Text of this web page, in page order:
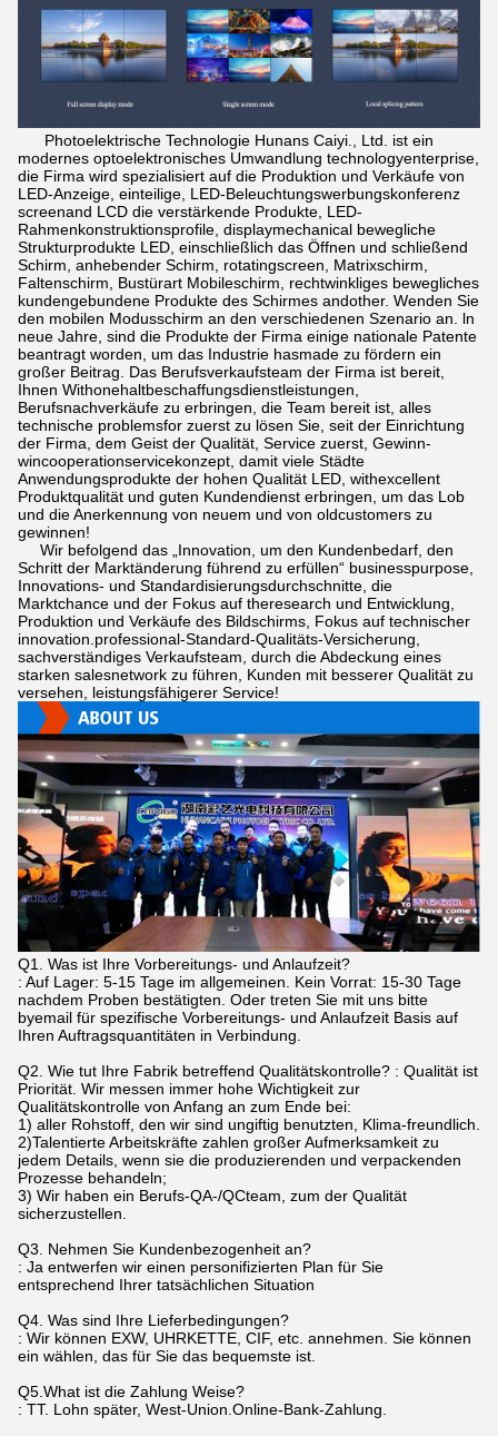
Photoelektrische Technologie Hunans Caiyi., Ltd. ist ein
modernes optoelektronisches Umwandlung technologyenterprise,
die Firma wird spezialisiert auf die Produktion und Verkäufe von
LED-Anzeige, einteilige, LED-Beleuchtungswerbungskonferenz
screenand LCD die verstärkende Produkte, LED-
Rahmenkonstruktionsprofile, displaymechanical bewegliche
Strukturprodukte LED, einschließlich das Öffnen und schließend
Schirm, anhebender Schirm, rotatingscreen, Matrixschirm,
Faltenschirm, Bustürart Mobileschirm, rechtwinkliges bewegliches
kundengebundene Produkte des Schirmes andother. Wenden Sie
den mobilen Modusschirm an den verschiedenen Szenario an. ln
neue Jahre, sind die Produkte der Firma einige nationale Patente
beantragt worden, um das Industrie hasmade zu fördern ein
großer Beitrag. Das Berufsverkaufsteam der Firma ist bereit,
Ihnen Withonehaltbeschaffungsdienstleistungen,
Berufsnachverkäufe zu erbringen, die Team bereit ist, alles
technische problemsfor zuerst zu lösen Sie, seit der Einrichtung
der Firma, dem Geist der Qualität, Service zuerst, Gewinn-
wincooperationservicekonzept, damit viele Städte
Anwendungsprodukte der hohen Qualität LED, withexcellent
Produktqualität und guten Kundendienst erbringen, um das Lob
und die Anerkennung von neuem und von oldcustomers zu
gewinnen!
Wir befolgend das „Innovation, um den Kundenbedarf, den
Schritt der Marktänderung führend zu erfüllen“ businesspurpose,
Innovations- und Standardisierungsdurchschnitte, die
Marktchance und der Fokus auf theresearch und Entwicklung,
Produktion und Verkäufe des Bildschirms, Fokus auf technischer
innovation.professional-Standard-Qualitäts-Versicherung,
sachverständiges Verkaufsteam, durch die Abdeckung eines
starken salesnetwork zu führen, Kunden mit besserer Qualität zu
versehen, leistungsfähigerer Service!
Q1. Was ist Ihre Vorbereitungs- und Anlaufzeit?
: Auf Lager: 5-15 Tage im allgemeinen. Kein Vorrat: 15-30 Tage
nachdem Proben bestätigten. Oder treten Sie mit uns bitte
byemail für spezifische Vorbereitungs- und Anlaufzeit Basis auf
Ihren Auftragsquantitäten in Verbindung.
Q2. Wie tut Ihre Fabrik betreffend Qualitätskontrolle? : Qualität ist
Priorität. Wir messen immer hohe Wichtigkeit zur
Qualitätskontrolle von Anfang an zum Ende bei:
1) aller Rohstoff, den wir sind ungiftig benutzten, Klima-freundlich.
2)Talentierte Arbeitskräfte zahlen großer Aufmerksamkeit zu
jedem Details, wenn sie die produzierenden und verpackenden
Prozesse behandeln;
3) Wir haben ein Berufs-QA-/QCteam, zum der Qualität
sicherzustellen.
Q3. Nehmen Sie Kundenbezogenheit an?
: Ja entwerfen wir einen personifizierten Plan für Sie
entsprechend Ihrer tatsächlichen Situation
Q4. Was sind Ihre Lieferbedingungen?
: Wir können EXW, UHRKETTE, CIF, etc. annehmen. Sie können
ein wählen, das für Sie das bequemste ist.
Q5.What ist die Zahlung Weise?
: TT. Lohn später, West-Union.Online-Bank-Zahlung.